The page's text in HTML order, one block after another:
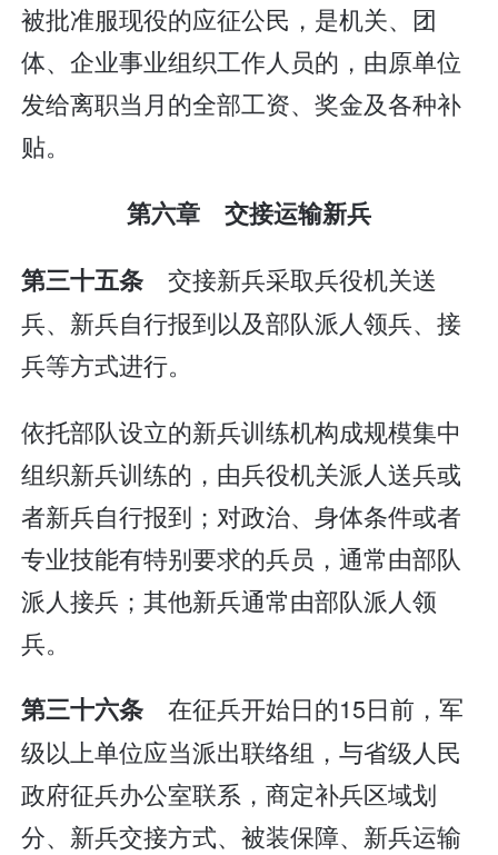
被批准服现役的应征公民，是机关、团
体、企业事业组织工作人员的，由原单位
发给离职当月的全部工资、奖金及各种补
贴。
第六章 交接运输新兵
第三十五条 交接新兵采取兵役机关送
兵、新兵自行报到以及部队派人领兵、接
兵等方式进行。
依托部队设立的新兵训练机构成规模集中
组织新兵训练的，由兵役机关派人送兵或
者新兵自行报到；对政治、身体条件或者
专业技能有特别要求的兵员，通常由部队
派人接兵；其他新兵通常由部队派人领
兵。
第三十六条 在征兵开始日的15日前，军
级以上单位应当派出联络组，与省级人民
政府征兵办公室联系，商定补兵区域划
分、新兵交接方式、被装保障、新兵运输